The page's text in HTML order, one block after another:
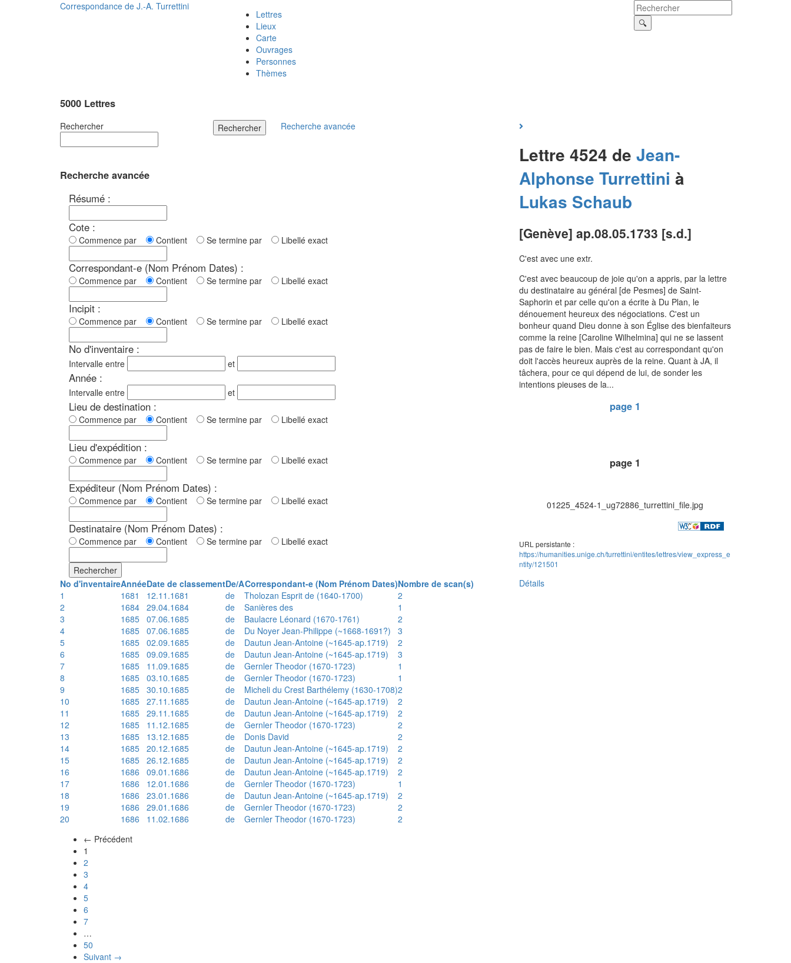
Correspondance de J.-A. Turrettini
Lettres
Lieux
Carte
Ouvrages
Personnes
Thèmes
5000 Lettres
Rechercher Rechercher Recherche avancée
Recherche avancée
Résumé :
Cote :
Commence par Contient Se termine par Libellé exact
Correspondant-e (Nom Prénom Dates) :
Commence par Contient Se termine par Libellé exact
Incipit :
Commence par Contient Se termine par Libellé exact
No d'inventaire :
Intervalle entre et
Année :
Intervalle entre et
Lieu de destination :
Commence par Contient Se termine par Libellé exact
Lieu d'expédition :
Commence par Contient Se termine par Libellé exact
Expéditeur (Nom Prénom Dates) :
Commence par Contient Se termine par Libellé exact
Destinataire (Nom Prénom Dates) :
Commence par Contient Se termine par Libellé exact
Rechercher
No d'inventaireAnnéeDate de classementDe/ACorrespondant-e (Nom Prénom Dates)Nombre de scan(s)
1
1681 12.11.1681 de Tholozan Esprit de (1640-1700)
2
2
1684 29.04.1684 de Sanières des
1
3
1685 07.06.1685 de Baulacre Léonard (1670-1761)
2
4
1685 07.06.1685 de Du Noyer Jean-Philippe (~1668-1691?)
3
5
1685 02.09.1685 de Dautun Jean-Antoine (~1645-ap.1719)
2
6
1685 09.09.1685 de Dautun Jean-Antoine (~1645-ap.1719)
3
7
1685 11.09.1685 de Gernler Theodor (1670-1723)
1
8
1685 03.10.1685 de Gernler Theodor (1670-1723)
1
9
1685 30.10.1685 de Micheli du Crest Barthélemy (1630-1708)2
10
1685 27.11.1685 de Dautun Jean-Antoine (~1645-ap.1719)
2
11
1685 29.11.1685 de Dautun Jean-Antoine (~1645-ap.1719)
2
12
1685 11.12.1685 de Gernler Theodor (1670-1723)
2
13
1685 13.12.1685 de Donis David
2
14
1685 20.12.1685 de Dautun Jean-Antoine (~1645-ap.1719)
2
15
1685 26.12.1685 de Dautun Jean-Antoine (~1645-ap.1719)
2
16
1686 09.01.1686 de Dautun Jean-Antoine (~1645-ap.1719)
2
17
1686 12.01.1686 de Gernler Theodor (1670-1723)
1
18
1686 23.01.1686 de Dautun Jean-Antoine (~1645-ap.1719)
2
19
1686 29.01.1686 de Gernler Theodor (1670-1723)
2
20
1686 11.02.1686 de Gernler Theodor (1670-1723)
2
← Précédent
1
2
3
4
5
6
7
…
50
Suivant →
Lettre 4524 de Jean-
Alphonse Turrettini à
Lukas Schaub
[Genève] ap.08.05.1733 [s.d.]
C'est avec une extr.
C'est avec beaucoup de joie qu'on a appris, par la lettre
du destinataire au général [de Pesmes] de Saint-
Saphorin et par celle qu'on a écrite à Du Plan, le
dénouement heureux des négociations. C'est un
bonheur quand Dieu donne à son Église des bienfaiteurs
comme la reine [Caroline Wilhelmina] qui ne se lassent
pas de faire le bien. Mais c'est au correspondant qu'on
doit l'accès heureux auprès de la reine. Quant à JA, il
tâchera, pour ce qui dépend de lui, de sonder les
intentions pieuses de la...
page 1
page 1
01225_4524-1_ug72886_turrettini_file.jpg
URL persistante :
https://humanities.unige.ch/turrettini/entites/lettres/view_express_e
ntity/121501
Détails